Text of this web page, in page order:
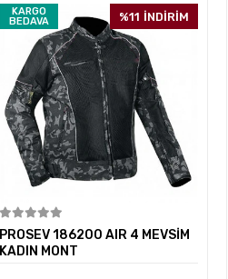
KARGO
BEDAVA
%11 İNDİRİM
PROSEV 186200 AIR 4 MEVSİM
KADIN MONT